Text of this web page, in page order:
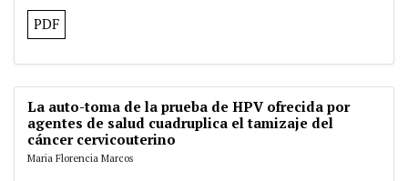
PDF
La auto-toma de la prueba de HPV ofrecida por
agentes de salud cuadruplica el tamizaje del
cáncer cervicouterino
Maria Florencia Marcos